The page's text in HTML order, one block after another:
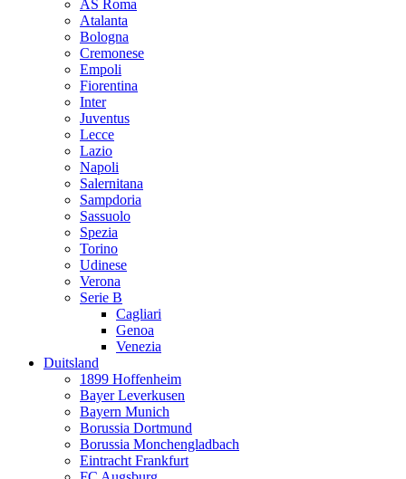
AS Roma
Atalanta
Bologna
Cremonese
Empoli
Fiorentina
Inter
Juventus
Lecce
Lazio
Napoli
Salernitana
Sampdoria
Sassuolo
Spezia
Torino
Udinese
Verona
Serie B
Cagliari
Genoa
Venezia
Duitsland
1899 Hoffenheim
Bayer Leverkusen
Bayern Munich
Borussia Dortmund
Borussia Monchengladbach
Eintracht Frankfurt